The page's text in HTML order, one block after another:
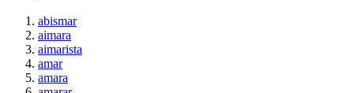
abismar
aimara
aimarista
amar
amara